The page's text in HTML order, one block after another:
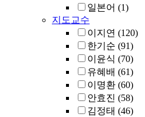
일본어 (1)
지도교수
이지연 (120)
한기순 (91)
이윤식 (70)
유혜배 (61)
이명환 (60)
안효진 (58)
김정태 (46)